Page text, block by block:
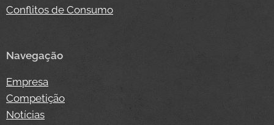
Conflitos de Consumo
Navegação
Empresa
Competição
Notícias